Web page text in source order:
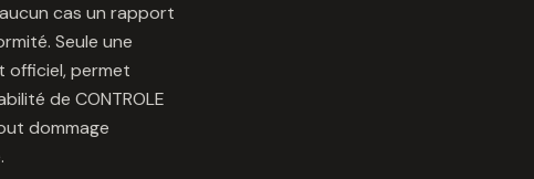
cas un rapport
Seule une
officiel, permet
de CONTROLE
dommage